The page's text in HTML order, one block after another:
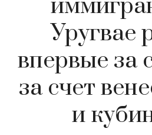
Уругвае
впервые за
за счет
и